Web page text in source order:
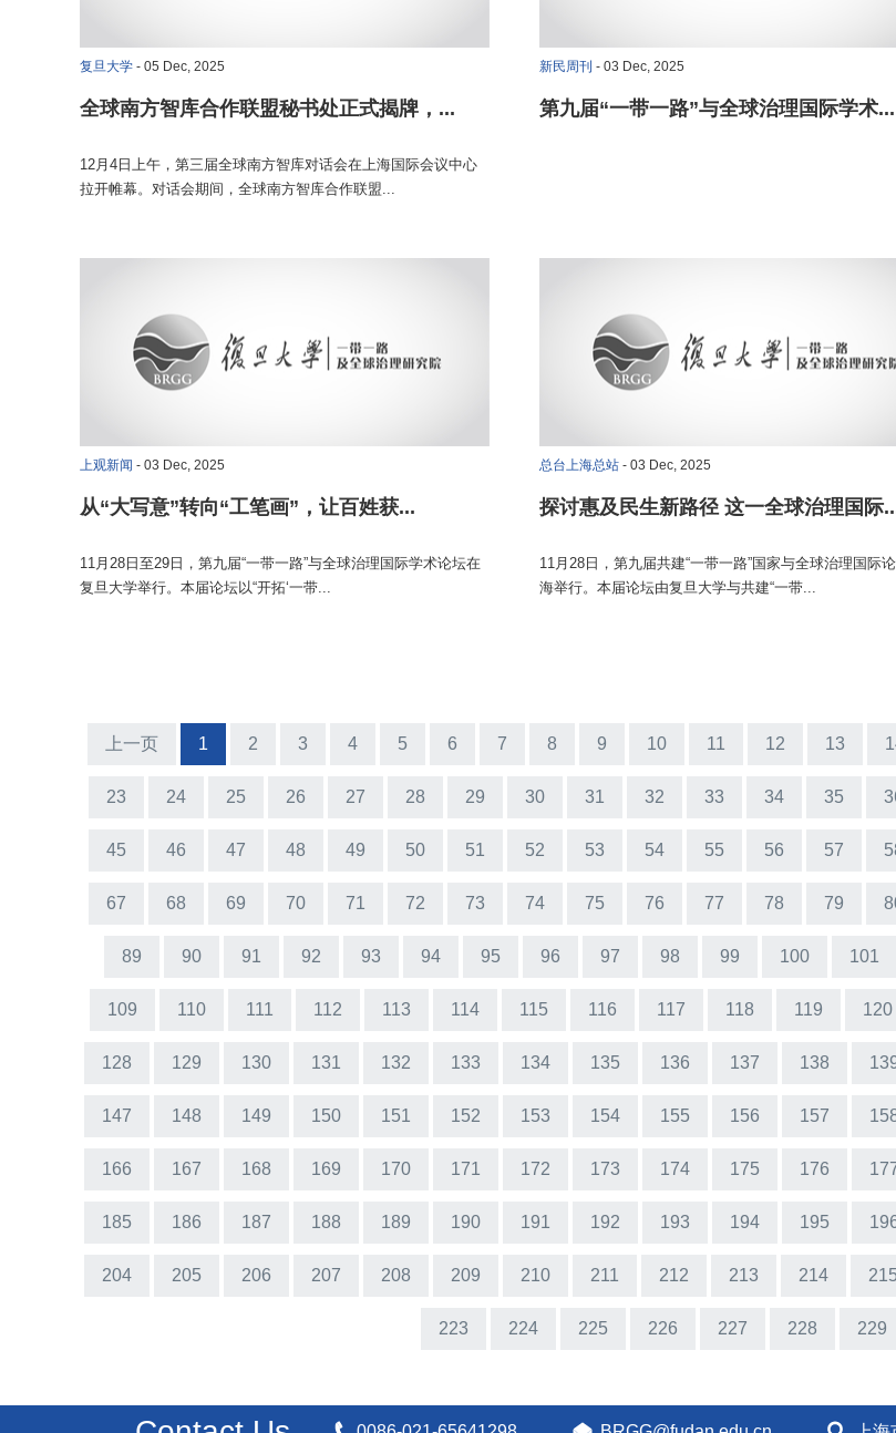
复旦大学 - 05 Dec, 2025
全球南方智库合作联盟秘书处正式揭牌，...
12月4日上午，第三届全球南方智库对话会在上海国际会议中心
拉开帷幕。对话会期间，全球南方智库合作联盟...
新民周刊 - 03 Dec, 2025
第九届“一带一路”与全球治理国际学术...
上观新闻 - 03 Dec, 2025
从“大写意”转向“工笔画”，让百姓获...
11月28日至29日，第九届“一带一路”与全球治理国际学术论坛在
复旦大学举行。本届论坛以“开拓‘一带...
总台上海总站 - 03 Dec, 2025
探讨惠及民生新路径 这一全球治理国际
11月28日，第九届共建“一带一路”国家与全球治理国际
海举行。本届论坛由复旦大学与共建“一带...
上一页 1 2 3 4 5 6 7 8 9 10 11 12 13
23 24 25 26 27 28 29 30 31 32 33 34 35
45 46 47 48 49 50 51 52 53 54 55 56 57
67 68 69 70 71 72 73 74 75 76 77 78 79
89 90 91 92 93 94 95 96 97 98 99 100 101
109 110 111 112 113 114 115 116 117 118 119 120
128 129 130 131 132 133 134 135 136 137 138
147 148 149 150 151 152 153 154 155 156 157
166 167 168 169 170 171 172 173 174 175 176
185 186 187 188 189 190 191 192 193 194 195
204 205 206 207 208 209 210 211 212 213 214
223 224 225 226 227 228 229